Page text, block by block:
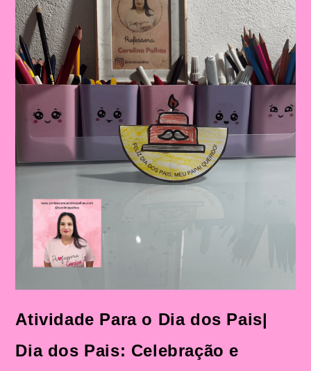
Importância
Da
Figura
Paterna
Atividade Para o Dia dos Pais|
Dia dos Pais: Celebração e